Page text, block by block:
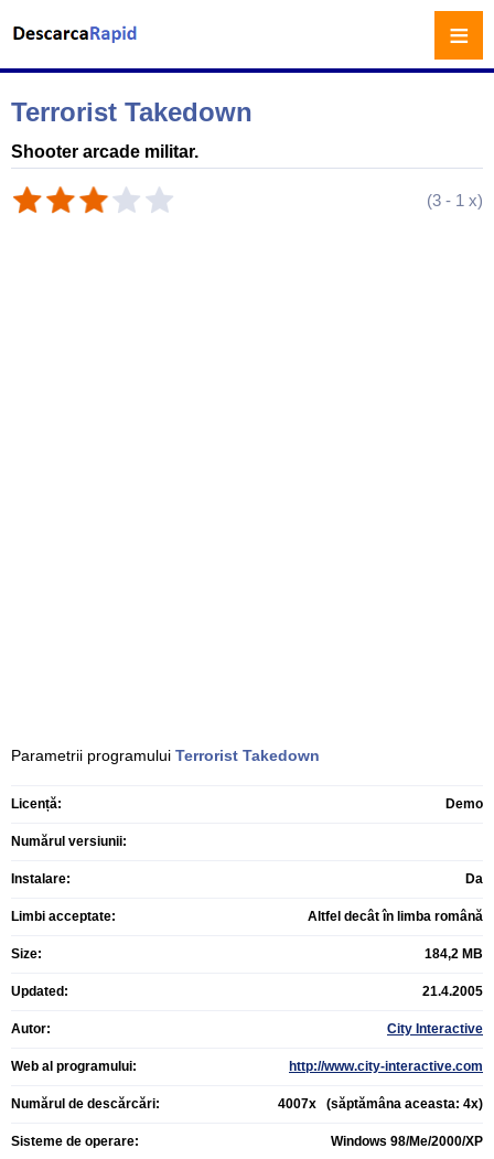
Terrorist Takedown
Shooter arcade militar.
(3 - 1 x)
Parametrii programului Terrorist Takedown
Licență: Demo
Numărul versiunii:
Instalare: Da
Limbi acceptate: Altfel decât în limba română
Size: 184,2 MB
Updated: 21.4.2005
Autor: City Interactive
Web al programului: http://www.city-interactive.com
Numărul de descărcări: 4007x (săptămâna aceasta: 4x)
Sisteme de operare: Windows 98/Me/2000/XP
≡